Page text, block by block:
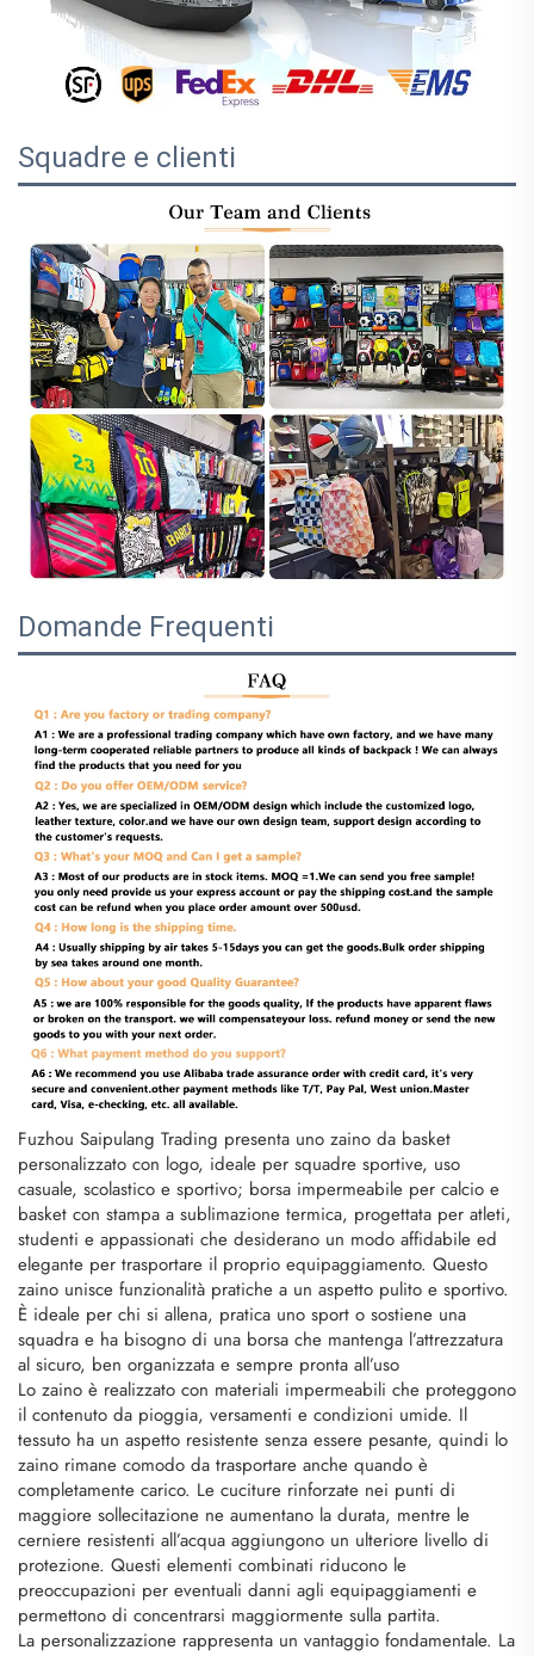
Squadre e clienti
Domande Frequenti
Fuzhou Saipulang Trading presenta uno zaino da basket
personalizzato con logo, ideale per squadre sportive, uso
casuale, scolastico e sportivo; borsa impermeabile per calcio e
basket con stampa a sublimazione termica, progettata per atleti,
studenti e appassionati che desiderano un modo affidabile ed
elegante per trasportare il proprio equipaggiamento. Questo
zaino unisce funzionalità pratiche a un aspetto pulito e sportivo.
È ideale per chi si allena, pratica uno sport o sostiene una
squadra e ha bisogno di una borsa che mantenga l’attrezzatura
al sicuro, ben organizzata e sempre pronta all’uso
Lo zaino è realizzato con materiali impermeabili che proteggono
il contenuto da pioggia, versamenti e condizioni umide. Il
tessuto ha un aspetto resistente senza essere pesante, quindi lo
zaino rimane comodo da trasportare anche quando è
completamente carico. Le cuciture rinforzate nei punti di
maggiore sollecitazione ne aumentano la durata, mentre le
cerniere resistenti all’acqua aggiungono un ulteriore livello di
protezione. Questi elementi combinati riducono le
preoccupazioni per eventuali danni agli equipaggiamenti e
permettono di concentrarsi maggiormente sulla partita.
La personalizzazione rappresenta un vantaggio fondamentale. La